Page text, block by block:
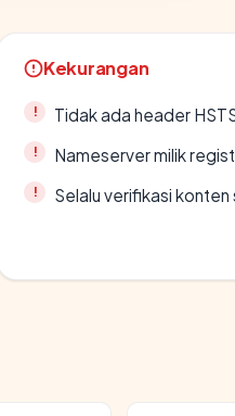
Kekurangan
Tidak ada header
Nameserver milik
Selalu verifikasi